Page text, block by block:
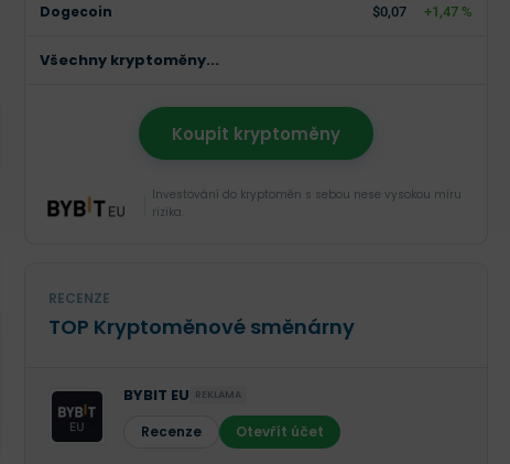
Dogecoin $0,07 +1,47 %
Všechny kryptoměny...
Koupit kryptoměny
Investování do kryptoměn s sebou nese vysokou míru
rizika.
RECENZE
TOP Kryptoměnové směnárny
BYBIT EU REKLAMA
Recenze Otevřít účet